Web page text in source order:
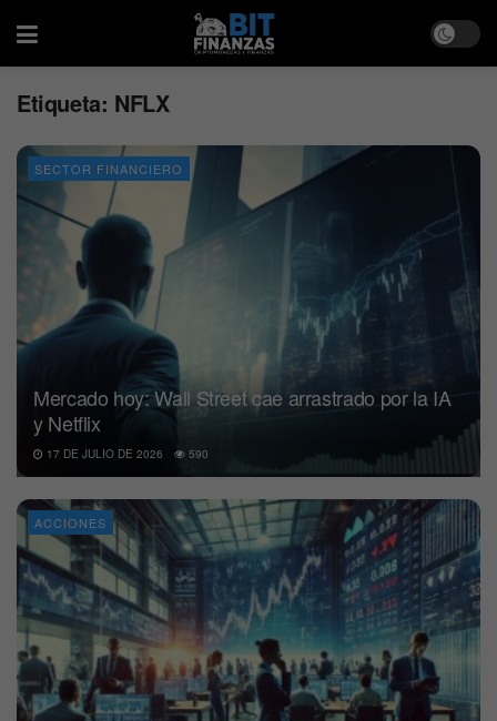
Etiqueta: NFLX
SECTOR FINANCIERO
Mercado hoy: Wall Street cae arrastrado por la IA
y Netflix
17 DE JULIO DE 2026 590
ACCIONES